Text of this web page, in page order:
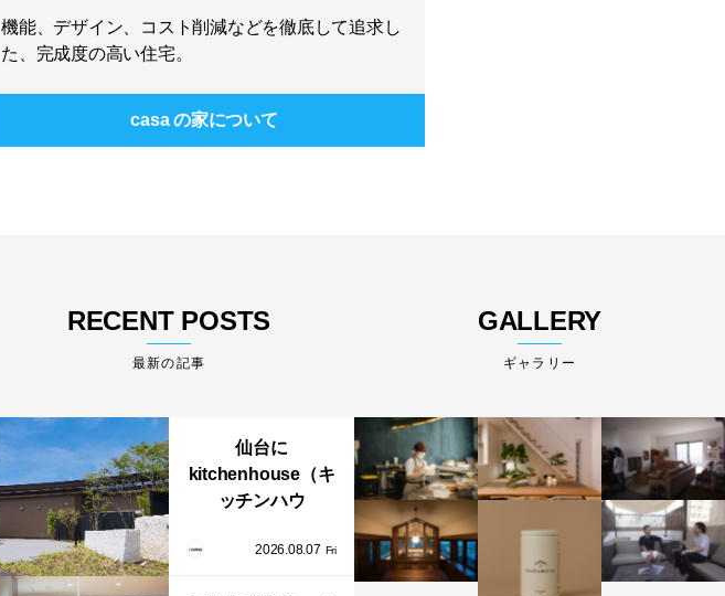
機能、デザイン、コスト削減などを徹底して追求し
た、完成度の高い住宅。
casa の家について
RECENT POSTS
最新の記事
仙台に
kitchenhouse（キ
ッチンハウ
（グラフテクト）
2026.08.07 Fri
GALLERY
ギャラリー